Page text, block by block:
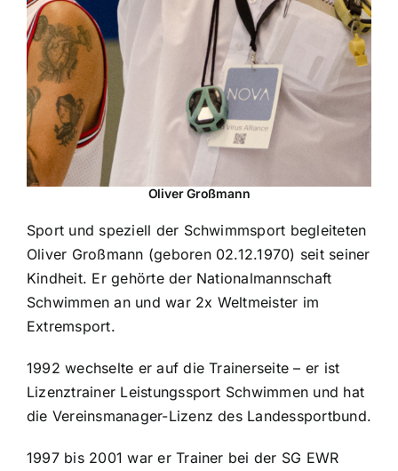
Oliver Großmann
Sport und speziell der Schwimmsport begleiteten
Oliver Großmann (geboren 02.12.1970) seit seiner
Kindheit. Er gehörte der Nationalmannschaft
Schwimmen an und war 2x Weltmeister im
Extremsport.
1992 wechselte er auf die Trainerseite – er ist
Lizenztrainer Leistungssport Schwimmen und hat
die Vereinsmanager-Lizenz des Landessportbund.
1997 bis 2001 war er Trainer bei der SG EWR